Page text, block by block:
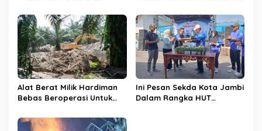
Limbur Lubuk Mengkuang
Kembali Beroperasi
PERUMDAM
Alat Berat Milik Hardiman
Bebas Beroperasi Untuk
Dusun Lembah Kuamang
Ini Pesan Sekda Kota Jambi
Dalam Rangka HUT